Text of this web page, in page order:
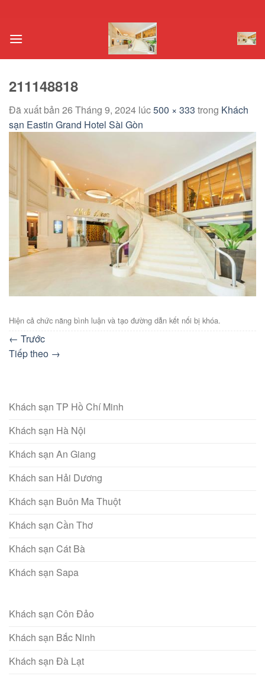
nội
211148818
Đã xuất bản 26 Tháng 9, 2024 lúc500 × 333 trong Khách
sạn Eastin Grand Hotel Sài Gòn
Hiện cả chức năng bình luận và tạo đường dẫn kết nối bị khóa.
← Trước
Tiếp theo →
Khách sạn TP Hồ Chí Minh
Khách sạn Hà Nội
Khách sạn An Giang
Khách san Hải Dương
Khách sạn Buôn Ma Thuột
Khách sạn Cần Thơ
Khách sạn Cát Bà
Khách sạn Sapa
Khách sạn Côn Đảo
Khách sạn Bắc Ninh
Khách sạn Đà Lạt